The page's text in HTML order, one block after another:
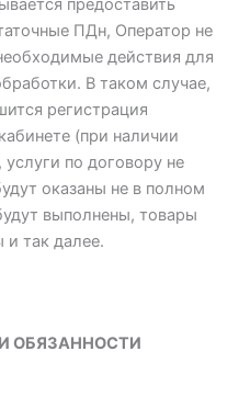
предоставить
ПДн, Оператор не
действия для
В таком случае,
регистрация
(при наличии
по договору не
оказаны не в полном
выполнены, товары
и так далее.
ОБЯЗАННОСТИ